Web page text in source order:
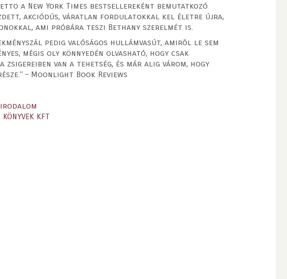
a New York Times bestsellereként bemutatkozó
akciódús, váratlan fordulatokkal kel életre újra,
ami próbára teszi Bethany szerelmét is.
pedig valóságos hullámvasút, amirõl le sem
mégis oly könnyedén olvasható, hogy csak
van a tehetség, és már alig várom, hogy
– Moonlight Book Reviews
KÖNYVEK KFT